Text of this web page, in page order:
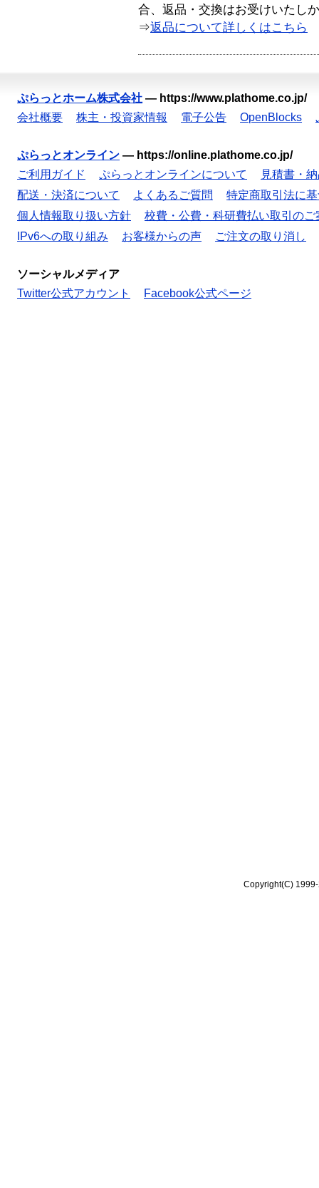
合、返品・交換はお受けいたし
⇒返品について詳しくはこちら
ぷらっとホーム株式会社 — https://www.plathome.co.jp/
会社概要
株主・投資家情報 電子公告 OpenBlocks
ぷらっとオンライン — https://online.plathome.co.jp/
ご利用ガイド
ぷらっとオンラインについて
見積書・
配送・決済について
よくあるご質問
特定商取引法に
個人情報取り扱い方針
校費・公費・科研費払い取引のご
IPv6への取り組み
お客様からの声 ご注文の取り消し
ソーシャルメディア
Twitter公式アカウント
Facebook公式ページ
Copyright(C)